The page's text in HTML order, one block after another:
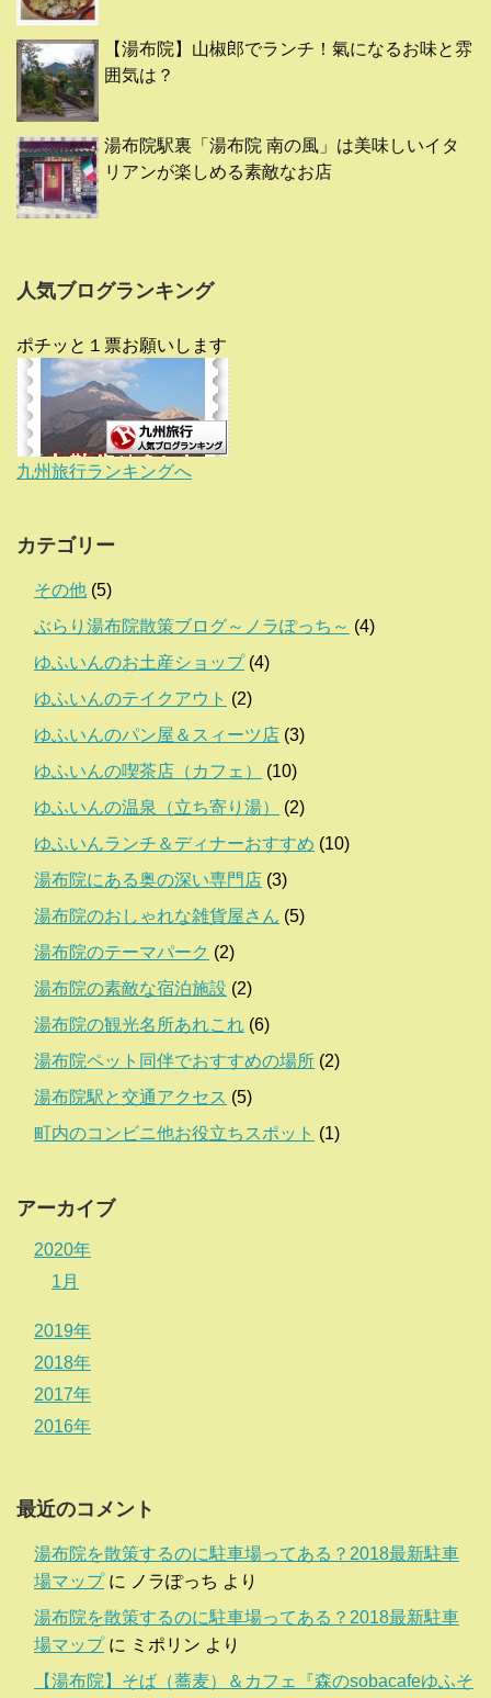
【湯布院】山椒郎でランチ！氣になるお味と雰
囲気は？
湯布院駅裏「湯布院 南の風」は美味しいイタ
リアンが楽しめる素敵なお店
人気ブログランキング
ポチッと１票お願いします
九州旅行ランキングへ
カテゴリー
その他 (5)
ぶらり湯布院散策ブログ～ノラぽっち～ (4)
ゆふいんのお土産ショップ(4)
ゆふいんのテイクアウト (2)
ゆふいんのパン屋＆スィーツ店 (3)
ゆふいんの喫茶店（カフェ）
(10)
ゆふいんの温泉（立ち寄り湯）
(2)
ゆふいんランチ＆ディナーおすすめ (10)
湯布院にある奥の深い専門店 (3)
湯布院のおしゃれな雑貨屋さん (5)
湯布院のテーマパーク (2)
湯布院の素敵な宿泊施設 (2)
湯布院の観光名所あれこれ (6)
湯布院ペット同伴でおすすめの場所 (2)
湯布院駅と交通アクセス (5)
町内のコンビニ他お役立ちスポット (1)
アーカイブ
2020年
1月
2019年
2018年
2017年
2016年
最近のコメント
湯布院を散策するのに駐車場ってある？2018最新駐車
場マップに ノラぽっち より
湯布院を散策するのに駐車場ってある？2018最新駐車
場マップに ミポリン より
【湯布院】そば（蕎麦）＆カフェ『森のsobacafeゆふそ